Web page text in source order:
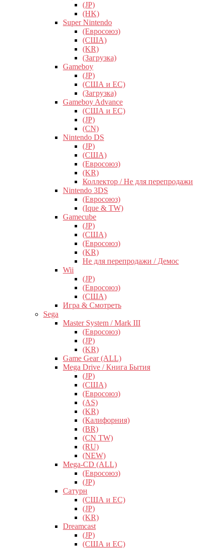
(JP)
(HK)
Super Nintendo
(Евросоюз)
(США)
(KR)
(Загрузка)
Gameboy
(JP)
(США и ЕС)
(Загрузка)
Gameboy Advance
(США и ЕС)
(JP)
(CN)
Nintendo DS
(JP)
(США)
(Евросоюз)
(KR)
Коллектор / Не для перепродажи
Nintendo 3DS
(Евросоюз)
(Ique & TW)
Gamecube
(JP)
(США)
(Евросоюз)
(KR)
Не для перепродажи / Демос
Wii
(JP)
(Евросоюз)
(США)
Игра & Смотреть
Sega
Master System / Mark III
(Евросоюз)
(JP)
(KR)
Game Gear (ALL)
Mega Drive / Книга Бытия
(JP)
(США)
(Евросоюз)
(AS)
(KR)
(Калифорния)
(BR)
(CN TW)
(RU)
(NEW)
Mega-CD (ALL)
(Евросоюз)
(JP)
Сатурн
(США и ЕС)
(JP)
(KR)
Dreamcast
(JP)
(США и ЕС)